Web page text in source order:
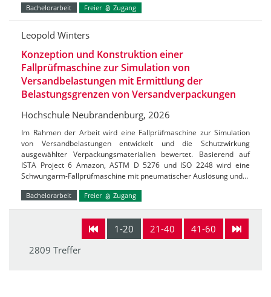
Bachelorarbeit Freier Zugang
Leopold Winters
Konzeption und Konstruktion einer
Fallprüfmaschine zur Simulation von
Versandbelastungen mit Ermittlung der
Belastungsgrenzen von Versandverpackungen
Hochschule Neubrandenburg, 2026
Im Rahmen der Arbeit wird eine Fallprüfmaschine zur Simulation
von Versandbelastungen entwickelt und die Schutzwirkung
ausgewählter Verpackungsmaterialien bewertet. Basierend auf
ISTA Project 6 Amazon, ASTM D 5276 und ISO 2248 wird eine
Schwungarm-Fallprüfmaschine mit pneumatischer Auslösung und…
Bachelorarbeit Freier Zugang
1-20 21-40
41-60
2809 Treffer